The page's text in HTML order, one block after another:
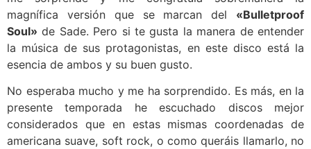
magnífica versión que se marcan del «Bulletproof
Soul» de Sade. Pero si te gusta la manera de entender
la música de sus protagonistas, en este disco está la
esencia de ambos y su buen gusto.
No esperaba mucho y me ha sorprendido. Es más, en la
presente temporada he escuchado discos mejor
considerados que en estas mismas coordenadas de
americana suave, soft rock, o como queráis llamarlo, no